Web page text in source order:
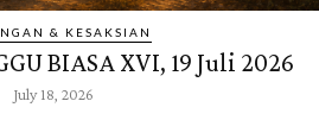
& KESAKSIAN
BIASA XVI, 19 Juli 2026
July 18, 2026